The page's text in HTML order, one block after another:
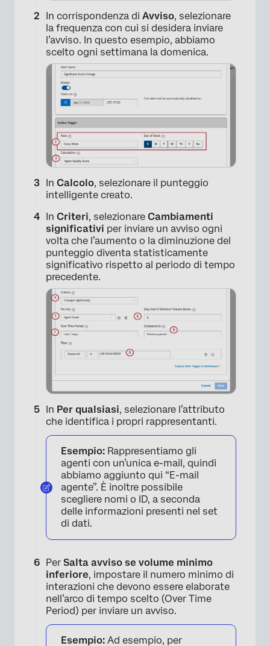
×
In corrispondenza di Avviso, selezionare
la frequenza con cui si desidera inviare
l’avviso. In questo esempio, abbiamo
scelto ogni settimana la domenica.
×
In Calcolo, selezionare il punteggio
intelligente creato.
In Criteri, selezionare Cambiamenti
significativi per inviare un avviso ogni
volta che l’aumento o la diminuzione del
punteggio diventa statisticamente
significativo rispetto al periodo di tempo
precedente.
In Per qualsiasi, selezionare l’attributo
che identifica i propri rappresentanti.
Esempio: Rappresentiamo gli
agenti con un’unica e-mail, quindi
abbiamo aggiunto qui “E-mail
agente”. È inoltre possibile
scegliere nomi o ID, a seconda
delle informazioni presenti nel set
di dati.
Per Salta avviso se volume minimo
inferiore, impostare il numero minimo di
interazioni che devono essere elaborate
nell’arco di tempo scelto (Over Time
Period) per inviare un avviso.
Esempio: Ad esempio, per